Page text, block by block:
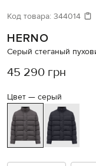
Код товара: 344014
HERNO
Серый стеганый
45 290 грн
Цвет — серый